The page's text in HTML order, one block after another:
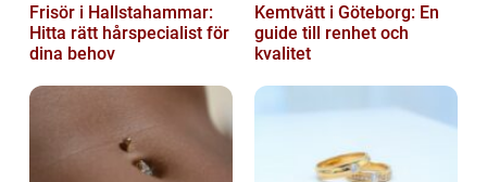
Frisör i Hallstahammar:
Hitta rätt hårspecialist för
dina behov
Kemtvätt i Göteborg: En
guide till renhet och
kvalitet